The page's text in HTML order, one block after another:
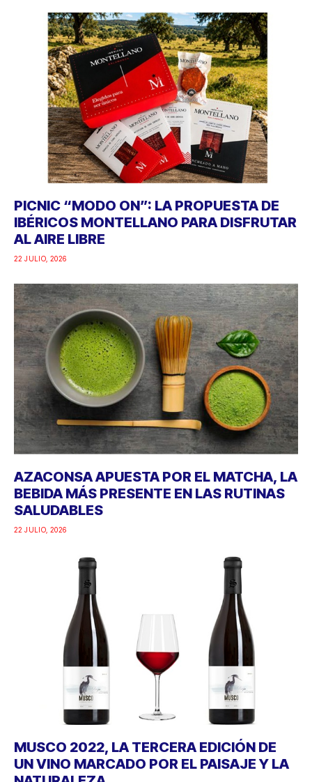
PICNIC “MODO ON”: LA PROPUESTA DE
IBÉRICOS MONTELLANO PARA DISFRUTAR
AL AIRE LIBRE
22 JULIO, 2026
AZACONSA APUESTA POR EL MATCHA, LA
BEBIDA MÁS PRESENTE EN LAS RUTINAS
SALUDABLES
22 JULIO, 2026
MUSCO 2022, LA TERCERA EDICIÓN DE
UN VINO MARCADO POR EL PAISAJE Y LA